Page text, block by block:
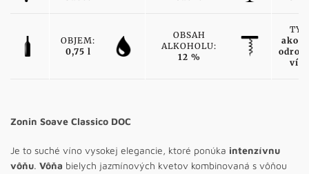
OBJEM:
0,75 l
OBSAH
ALKOHOLU:
12 %
Zonin Soave Classico DOC
Je to suché víno vysokej elegancie, ktoré ponúka intenzívnu
vôňu. Vôňa bielych jazmínových kvetov kombinovaná s vôňou